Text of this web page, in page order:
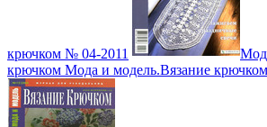
крючком № 04-2011
крючком Мода и модель.Вязание